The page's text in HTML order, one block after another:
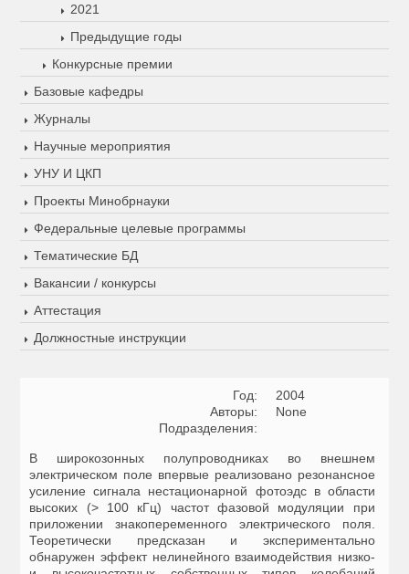
2021
Предыдущие годы
Конкурсные премии
Базовые кафедры
Журналы
Научные мероприятия
УНУ И ЦКП
Проекты Минобрнауки
Федеральные целевые программы
Тематические БД
Вакансии / конкурсы
Аттестация
Должностные инструкции
Год:
2004
Авторы:
None
Подразделения:
В широкозонных полупроводниках во внешнем
электрическом поле впервые реализовано резонансное
усиление сигнала нестационарной фотоэдс в области
высоких (> 100 кГц) частот фазовой модуляции при
приложении знакопеременного электрического поля.
Теоретически предсказан и экспериментально
обнаружен эффект нелинейного взаимодействия низко-